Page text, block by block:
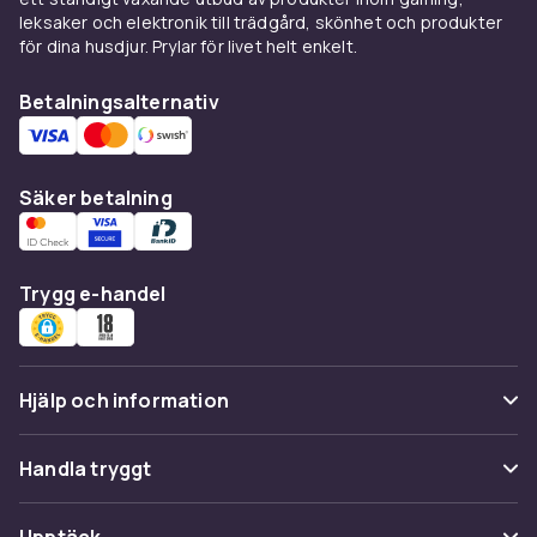
Välj doft efter rum och
stämning
Friska citrus- och mintdofter passar i kök och
badrum. Varma träd- och vaniljdofter skapar
mysig känsla i vardagsrummet. Lavendel och
att kombinera olika dofttyper i olika rum för en
genomgående hemkänsla som är din alldeles
leksaker och elektronik till trädgård, skönhet och produkter
för dina husdjur. Prylar för livet helt enkelt.
Betalningsalternativ
Säker betalning
Trygg e-handel
Hjälp och information
Vanliga frågor
Spåra paket
Handla tryggt
Betalning